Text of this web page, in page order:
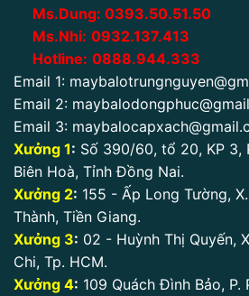
Ms.Dung: 0393.50.51.50
Ms.Nhi: 0932.137.413
Hotline: 0888.944.333
Email 1:
Email 2:
Email 3:
Xưởng 1: Số 390/60, tổ 20, KP 3,
Biên Hoà, Tỉnh Đồng Nai.
Xưởng 2: 155 - Ấp Long Tường,
Thành, Tiền Giang.
Xưởng 3: 02 - Huỳnh Thị Quyến,
Chi, Tp. HCM.
Xưởng 4: 109 Quách Đình Bảo, P.